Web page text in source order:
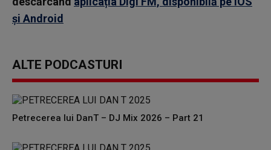
și Android
ALTE PODCASTURI
Petrecerea lui DanT – DJ Mix 2026 – Part 21